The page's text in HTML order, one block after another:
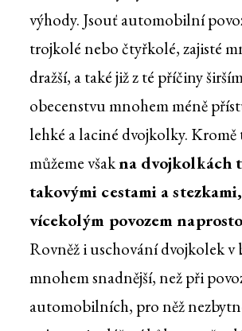
výhody. Jsouť automobilní
trojkolé nebo čtyřkolé, zajisté
dražší, a také již z té příčiny
obecenstvu mnohem méně
lehké a laciné dvojkolky. Kromě
můžeme všakna dvojkolkách
takovými cestami a
vícekolým povozem
Rovněž i uschování dvojkolek v
mnohem snadnější, než při
automobilních, pro něž